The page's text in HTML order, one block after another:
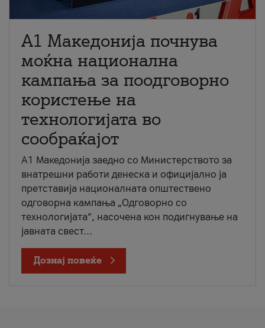
A1 Македонија почнува
моќна национална
кампања за поодговорно
користење на
технологијата во
сообраќајот
A1 Македонија заедно со Министерството за
внатрешни работи денеска и официјално ја
претставија националната општествено
одговорна кампања „Одговорно со
технологијата“, насочена кон подигнување на
јавната свест...
Дознај повеќе